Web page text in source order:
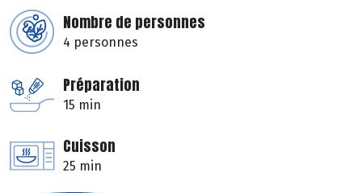
Nombre de personnes
4 personnes
Préparation
15 min
Cuisson
25 min